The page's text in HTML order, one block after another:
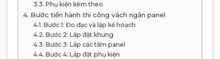
Phụ kiện kèm theo
Bước tiến hành thi công vách ngăn panel
Bước 1: Đo đạc và lập kế hoạch
Bước 2: Lắp đặt khung
Bước 3: Lắp các tấm panel
Bước 4: Lắp đặt phụ kiện